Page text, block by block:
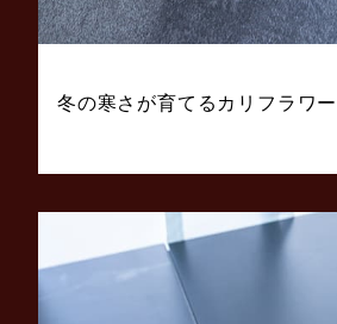
冬の寒さが育てるカリフラワ